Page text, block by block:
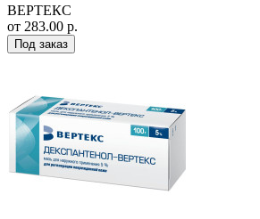
ВЕРТЕКС
от 283.00 р.
Под заказ